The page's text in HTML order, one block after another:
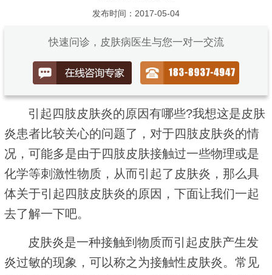
发布时间：2017-05-04
快速问诊，皮肤病医生与您一对一交流
引起四肢皮肤炎的原因有哪些?我想这是皮肤
炎患者比较关心的问题了，对于四肢皮肤炎的情
况，可能多是由于四肢皮肤接触过一些物理或是
化学等刺激性物质，从而引起了皮肤炎，那么具
体关于引起四肢皮肤炎的原因，下面让我们一起
去了解一下吧。
皮肤炎是一种接触到物质而引起皮肤产生发
炎过敏的现象，可以称之为接触性皮肤炎。常见